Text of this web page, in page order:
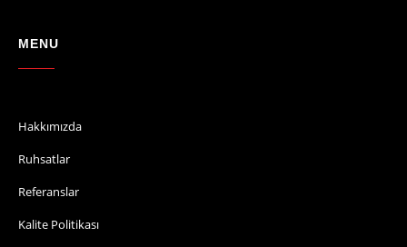
MENU
Hakkımızda
Ruhsatlar
Referanslar
Kalite Politikası